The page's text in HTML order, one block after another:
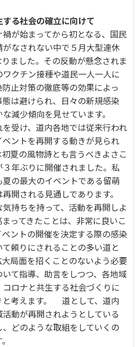
る社会の確立に向けて
が始まってから初となる、国民
なされない中で５月大型連休
ました。その反動が懸念されま
ワクチン接種や道民一人一人に
止対策の徹底等の効果によっ
は避けられ、日々の新規感染
減少傾向を見せています。
受け、道内各地では従来行われ
ントを再開する動きが見られ
夏の風物詩とも言うべきよさこ
年ぶりに開催されました。私
の最大のイベントである留萌
開される見通しであります。
持ちを持って、活動を再開しよ
ってきたことは、非常に良いこ
ントの開催を決定する際の感染
頼りにされることの多い道と
大局面を招くことのないよう必要
て指導、助言をしつつ、各地域
ロナと共生する社会づくりに
と考えます。 道として、道内
動が再開されようとしている
どのような取組をしていくの
います。